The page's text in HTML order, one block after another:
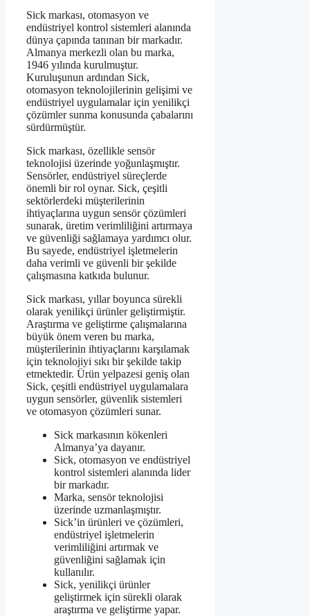
Sick markası, otomasyon ve
endüstriyel kontrol sistemleri alanında
dünya çapında tanınan bir markadır.
Almanya merkezli olan bu marka,
1946 yılında kurulmuştur.
Kuruluşunun ardından Sick,
otomasyon teknolojilerinin gelişimi ve
endüstriyel uygulamalar için yenilikçi
çözümler sunma konusunda çabalarını
sürdürmüştür.
Sick markası, özellikle sensör
teknolojisi üzerinde yoğunlaşmıştır.
Sensörler, endüstriyel süreçlerde
önemli bir rol oynar. Sick, çeşitli
sektörlerdeki müşterilerinin
ihtiyaçlarına uygun sensör çözümleri
sunarak, üretim verimliliğini artırmaya
ve güvenliği sağlamaya yardımcı olur.
Bu sayede, endüstriyel işletmelerin
daha verimli ve güvenli bir şekilde
çalışmasına katkıda bulunur.
Sick markası, yıllar boyunca sürekli
olarak yenilikçi ürünler geliştirmiştir.
Araştırma ve geliştirme çalışmalarına
büyük önem veren bu marka,
müşterilerinin ihtiyaçlarını karşılamak
için teknolojiyi sıkı bir şekilde takip
etmektedir. Ürün yelpazesi geniş olan
Sick, çeşitli endüstriyel uygulamalara
uygun sensörler, güvenlik sistemleri
ve otomasyon çözümleri sunar.
Sick markasının kökenleri
Almanya’ya dayanır.
Sick, otomasyon ve endüstriyel
kontrol sistemleri alanında lider
bir markadır.
Marka, sensör teknolojisi
üzerinde uzmanlaşmıştır.
Sick’in ürünleri ve çözümleri,
endüstriyel işletmelerin
verimliliğini artırmak ve
güvenliğini sağlamak için
kullanılır.
Sick, yenilikçi ürünler
geliştirmek için sürekli olarak
araştırma ve geliştirme yapar.